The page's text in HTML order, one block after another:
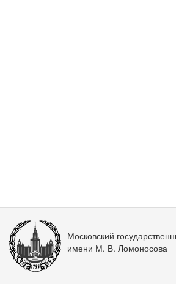
Московский
имени М. В. Ломоносова